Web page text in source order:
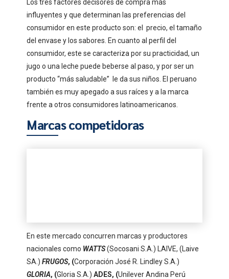
Los tres factores decisores de compra más
influyentes y que determinan las preferencias del
consumidor en este producto son: el precio, el tamaño
del envase y los sabores. En cuanto al perfil del
consumidor, este se caracteriza por su practicidad, un
jugo o una leche puede beberse al paso, y por ser un
producto “más saludable” le da sus niños. El peruano
también es muy apegado a sus raíces y a la marca
frente a otros consumidores latinoamericanos.
Marcas competidoras
En este mercado concurren marcas y productores
nacionales como WATTS(Socosani S.A.) LAIVE, (Laive
SA.)FRUGOS, (Corporación José R. Lindley S.A.)
GLORIA, (Gloria S.A.)ADES, (Unilever Andina Perú